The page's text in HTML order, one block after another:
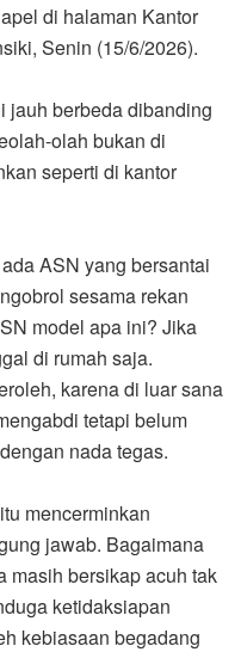
di halaman Kantor
Senin (15/6/2026).
jauh berbeda dibanding
olah bukan di
seperti di kantor
ASN yang bersantai
sesama rekan
model apa ini? Jika
di rumah saja.
karena di luar sana
tetapi belum
nada tegas.
mencerminkan
jawab. Bagaimana
masih bersikap acuh tak
ketidaksiapan
kebiasaan begadang